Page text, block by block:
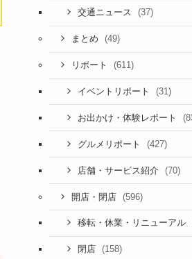
交通ニュース (37)
まとめ (49)
リポート (611)
イベントリポート (31)
お出かけ・体験レポート
グルメリポート (427)
店舗・サービス紹介 (70)
開店・閉店 (596)
移転・休業・リニューアル
閉店 (158)